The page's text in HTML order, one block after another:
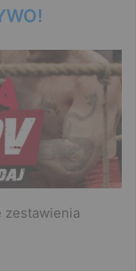
zestawienia